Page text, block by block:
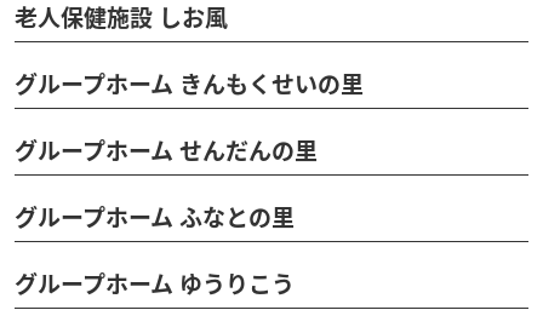
老人保健施設 しお風
グループホーム きんもくせいの里
グループホーム せんだんの里
グループホーム ふなとの里
グループホーム ゆうりこう